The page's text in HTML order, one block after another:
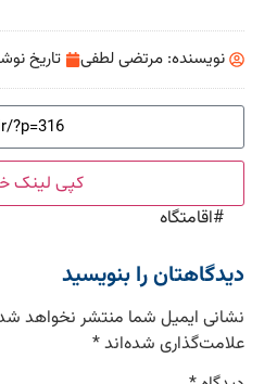
نویسنده: مرتضی لطفی تاریخ
کپی لینک
#اقامتگاه‌
دیدگاهتان را بنویسید
نشانی ایمیل شما منتشر نخواهد
علامت‌گذاری شده‌اند*